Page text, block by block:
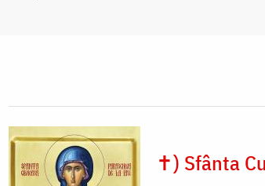
✝) Sfânta